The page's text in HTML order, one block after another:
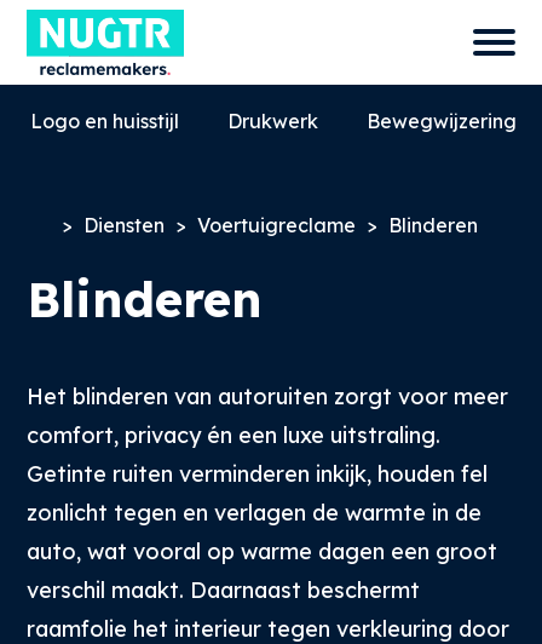
0527-858580
Ecopark 63, 8305 BJ, Emmeloord
Logo en huisstijl Drukwerk Bewegwijzering
> Diensten > Voertuigreclame > Blinderen
Blinderen
Het blinderen van autoruiten zorgt voor meer
comfort, privacy én een luxe uitstraling.
Getinte ruiten verminderen inkijk, houden fel
zonlicht tegen en verlagen de warmte in de
auto, wat vooral op warme dagen een groot
verschil maakt. Daarnaast beschermt
raamfolie het interieur tegen verkleuring door